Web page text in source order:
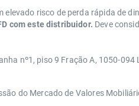
risco de perda rápida de
com este distribuidor. Deve
nº1, piso 9 Fração A, 1050-
do Mercado de Valores